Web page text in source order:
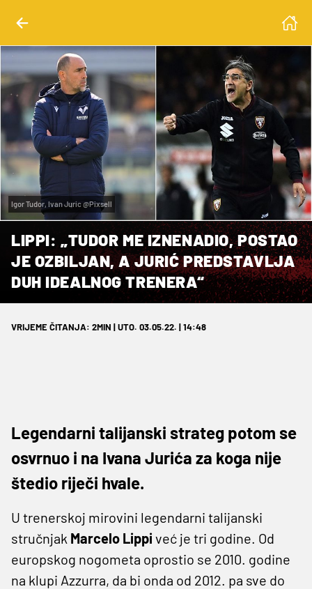
Igor Tudor, Ivan Juric @Pixsell
LIPPI: „TUDOR ME IZNENADIO, POSTAO
JE OZBILJAN, A JURIĆ PREDSTAVLJA
DUH IDEALNOG TRENERA“
VRIJEME ČITANJA: 2MIN | UTO. 03.05.22. | 14:48
Legendarni talijanski strateg potom se
osvrnuo i na Ivana Jurića za koga nije
štedio riječi hvale.
U trenerskoj mirovini legendarni talijanski
stručnjak Marcelo Lippi već je tri godine. Od
europskog nogometa oprostio se 2010. godine
na klupi Azzurra, da bi onda od 2012. pa sve do